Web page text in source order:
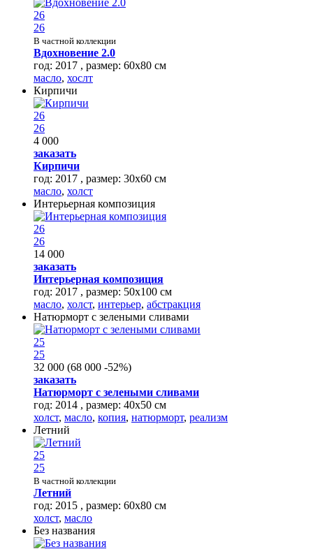
26
26
В частной коллекции
Вдохновение 2.0
год: 2017 , размер: 60х80 см
масло, хослт
Кирпичи
26
26
4 000
заказать
Кирпичи
год: 2017 , размер: 30x60 см
масло, холст
Интерьерная композиция
26
26
14 000
заказать
Интерьерная композиция
год: 2017 , размер: 50х100 см
масло, холст, интерьер, абстракция
Натюрморт с зелеными сливами
25
25
32 000 (68 000 -52%)
заказать
Натюрморт с зелеными сливами
год: 2014 , размер: 40х50 см
холст, масло, копия, натюрморт, реализм
Летний
25
25
В частной коллекции
Летний
год: 2015 , размер: 60х80 см
холст, масло
Без названия